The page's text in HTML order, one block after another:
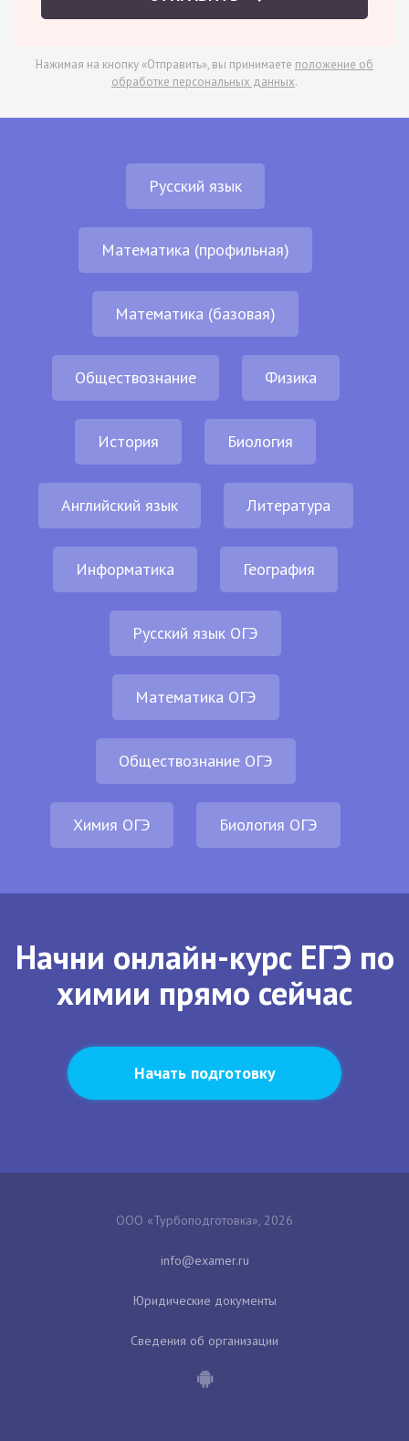
Нажимая на кнопку «Отправить», вы принимаете положение об
обработке персональных данных.
Русский язык
Математика (профильная)
Математика (базовая)
Обществознание Физика
История Биология
Английский язык Литература
Информатика География
Русский язык ОГЭ
Математика ОГЭ
Обществознание ОГЭ
Химия ОГЭ Биология ОГЭ
Начни онлайн-курс ЕГЭ по
химии прямо сейчас
Начать подготовку
ООО «Турбоподготовка», 2026
Юридические документы
Сведения об организации